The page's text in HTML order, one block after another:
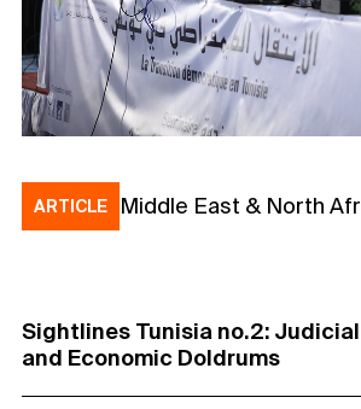
ARTICLE Middle East & North
Sightlines Tunisia no.2:
and Economic Doldrums